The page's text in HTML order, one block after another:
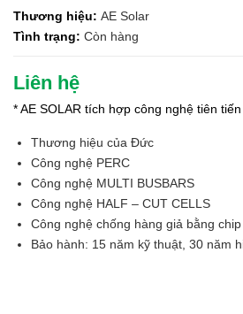
Thương hiệu: AE Solar
Tình trạng: Còn hàng
Liên hệ
* AE SOLAR tích hợp công nghệ tiên
Thương hiệu của Đức
Công nghệ PERC
Công nghệ MULTI BUSBARS
Công nghệ HALF – CUT CELLS
Công nghệ chống hàng giả bằng
Bảo hành: 15 năm kỹ thuật, 30 năm